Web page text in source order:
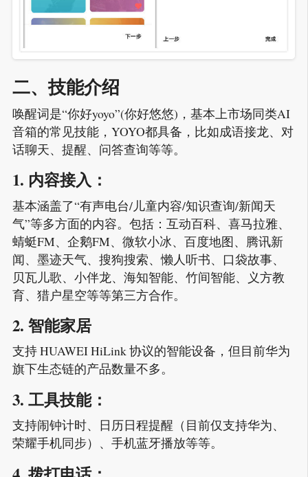
二、技能介绍
唤醒词是“你好yoyo”(你好悠悠)，基本上市场同类AI
音箱的常见技能，YOYO都具备，比如成语接龙、对
话聊天、提醒、问答查询等等。
1. 内容接入：
基本涵盖了“有声电台/儿童内容/知识查询/新闻天
气”等多方面的内容。包括：互动百科、喜马拉雅、
蜻蜓FM、企鹅FM、微软小冰、百度地图、腾讯新
闻、墨迹天气、搜狗搜索、懒人听书、口袋故事、
贝瓦儿歌、小伴龙、海知智能、竹间智能、义方教
育、猎户星空等等第三方合作。
2. 智能家居
支持 HUAWEI HiLink 协议的智能设备，但目前华为
旗下生态链的产品数量不多。
3. 工具技能：
支持闹钟计时、日历日程提醒（目前仅支持华为、
荣耀手机同步）、手机蓝牙播放等等。